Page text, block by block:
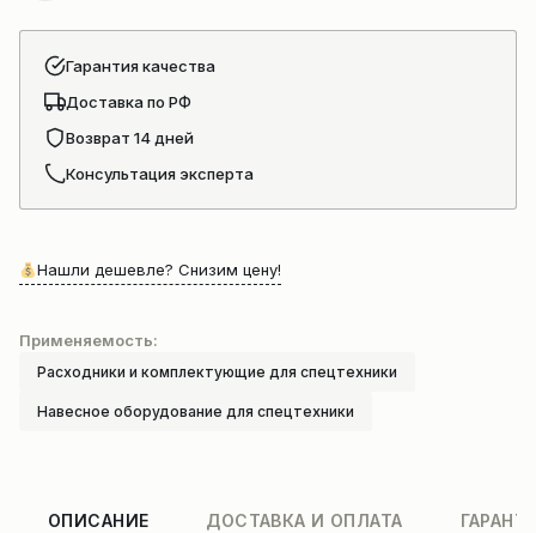
Гарантия качества
Доставка по РФ
Возврат 14 дней
Консультация эксперта
Нашли дешевле? Снизим цену!
Применяемость:
Расходники и комплектующие для спецтехники
Навесное оборудование для спецтехники
ОПИСАНИЕ ДОСТАВКА И ОПЛАТА